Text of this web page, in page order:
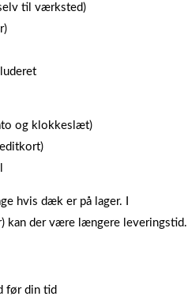
til værksted)
og klokkeslæt)
hvis dæk er på lager. I
kan der være længere leveringstid.
før din tid